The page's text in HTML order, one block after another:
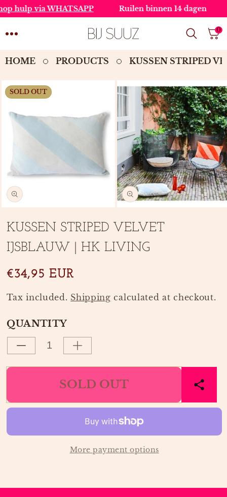
SKIP TO
CONTENT
via WHATSAPP Ruilen binnen 14 dagen
00
HOME PRODUCTS KUSSEN STRIPED
SOLD OUT
TO
media
modal
media
2
modal
KUSSEN STRIPED VELVET
IJSBLAUW | HK LIVING
€34,95 EUR
Tax included. Shipping calculated at checkout.
QUANTITY
Decrease
KUSSEN
VELVET
Increase
KUSSEN
VELVET
IJSBLAUW
LIVING
SOLD OUT
More payment options